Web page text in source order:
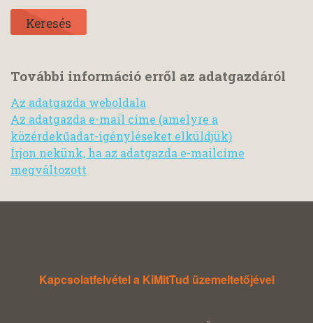
További információ erről az adatgazdáról
Az adatgazda weboldala
Az adatgazda e-mail címe (amelyre a
közérdekűadat-igényléseket elküldjük)
Írjon nekünk, ha az adatgazda e-mailcíme
megváltozott
Kapcsolatfelvétel a KiMitTud üzemeltetőjével